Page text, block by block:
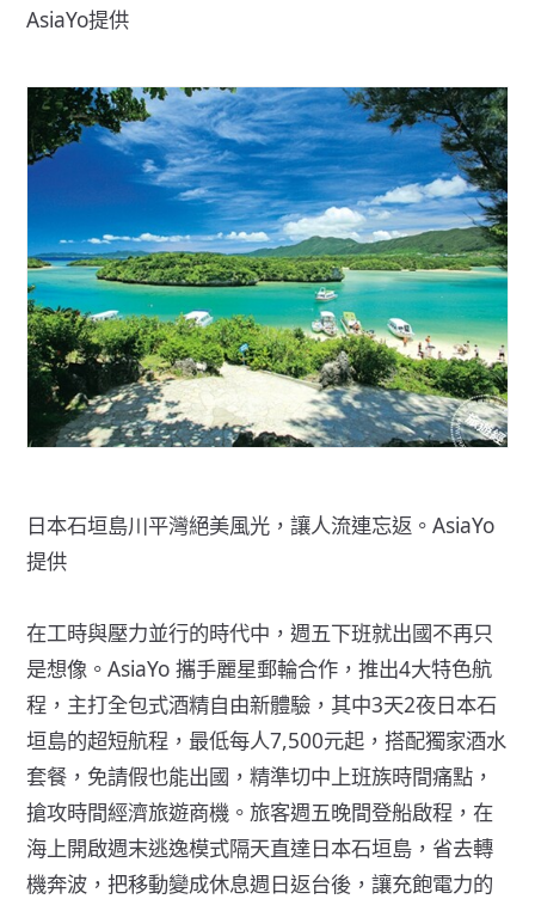
AsiaYo提供
日本石垣島川平灣絕美風光，讓人流連忘返。AsiaYo
提供
在工時與壓力並行的時代中，週五下班就出國不再只
是想像。AsiaYo 攜手麗星郵輪合作，推出4大特色航
程，主打全包式酒精自由新體驗，其中3天2夜日本石
垣島的超短航程，最低每人7,500元起，搭配獨家酒水
套餐，免請假也能出國，精準切中上班族時間痛點，
搶攻時間經濟旅遊商機。旅客週五晚間登船啟程，在
海上開啟週末逃逸模式隔天直達日本石垣島，省去轉
機奔波，把移動變成休息週日返台後，讓充飽電力的